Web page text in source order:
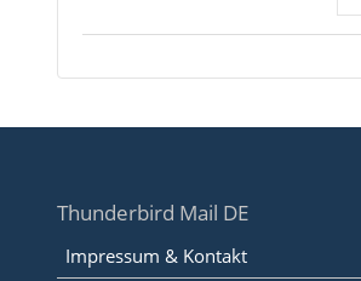
Thunderbird Mail DE
Impressum & Kontakt